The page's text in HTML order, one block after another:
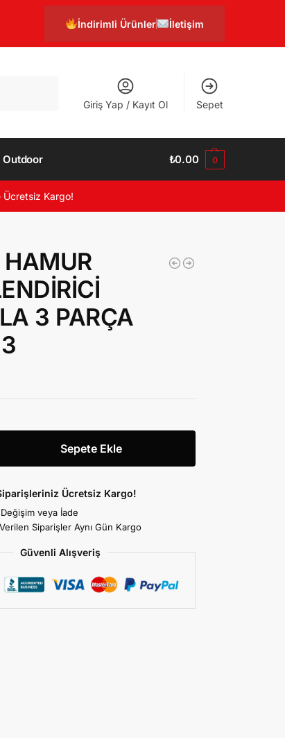
İndirimli Ürünler İletişim
Giriş Yap / Kayıt Ol Sepet
Outdoor ₺0.00 0
Ücretsiz Kargo!
HAMUR
3 PARÇA
Sepete Ekle
Ücretsiz Kargo!
veya İade
Siparişler Aynı Gün Kargo
Güvenli Alışveriş